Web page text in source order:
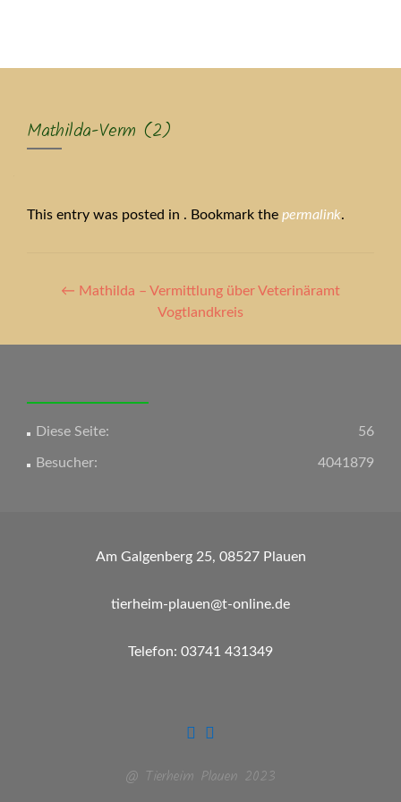
Mathilda-Verm (2)
This entry was posted in . Bookmark the permalink.
Artikel-
← Mathilda – Vermittlung über Veterinäramt
Vogtlandkreis
56
Diese Seite:
4041879
Besucher:
Am Galgenberg 25, 08527 Plauen
tierheim-plauen@t-online.de
Telefon: 03741 431349
@ Tierheim Plauen 2023